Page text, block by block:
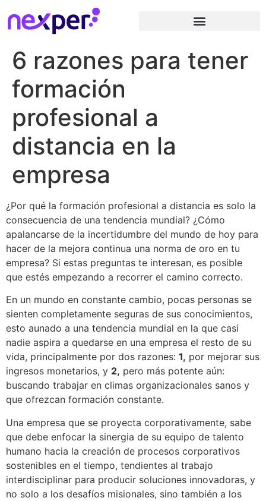
6 razones para tener
formación
profesional a
distancia en la
empresa
¿Por qué la formación profesional a distancia es solo la
consecuencia de una tendencia mundial? ¿Cómo
apalancarse de la incertidumbre del mundo de hoy para
hacer de la mejora continua una norma de oro en tu
empresa? Si estas preguntas te interesan, es posible
que estés empezando a recorrer el camino correcto.
En un mundo en constante cambio, pocas personas se
sienten completamente seguras de sus conocimientos,
esto aunado a una tendencia mundial en la que casi
nadie aspira a quedarse en una empresa el resto de su
vida, principalmente por dos razones: 1, por mejorar sus
ingresos monetarios, y 2, pero más potente aún:
buscando trabajar en climas organizacionales sanos y
que ofrezcan formación constante.
Una empresa que se proyecta corporativamente, sabe
que debe enfocar la sinergia de su equipo de talento
humano hacia la creación de procesos corporativos
sostenibles en el tiempo, tendientes al trabajo
interdisciplinar para producir soluciones innovadoras, y
no solo a los desafíos misionales, sino también a los